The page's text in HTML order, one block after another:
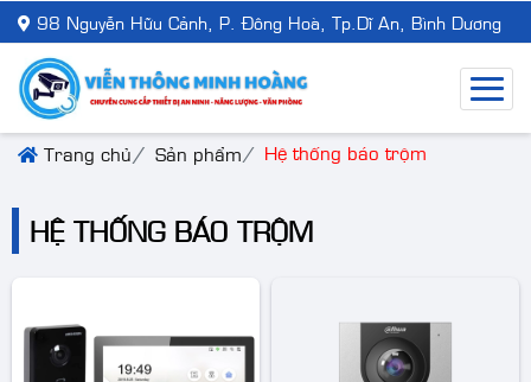
98 Nguyễn Hữu Cảnh, P. Đông Hoà, Tp.Dĩ An, Bình Dương
Trang chủ Sản phẩm Hệ thống báo trộm
HỆ THỐNG BÁO TRỘM